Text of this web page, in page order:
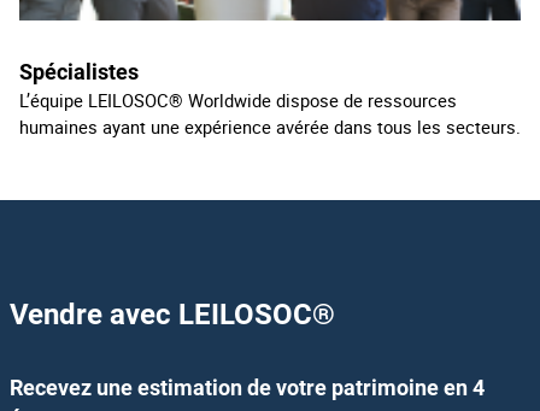
Spécialistes
L’équipe LEILOSOC® Worldwide dispose de ressources
humaines ayant une expérience avérée dans tous les secteurs.
Vendre avec LEILOSOC®
Recevez une estimation de votre patrimoine en 4